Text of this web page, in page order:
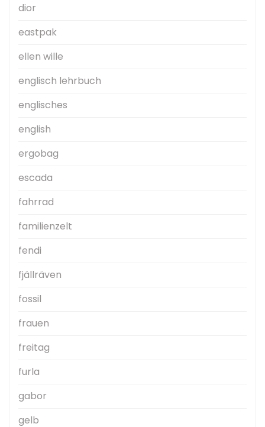
dior
eastpak
ellen wille
englisch lehrbuch
englisches
english
ergobag
escada
fahrrad
familienzelt
fendi
fjällräven
fossil
frauen
freitag
furla
gabor
gelb